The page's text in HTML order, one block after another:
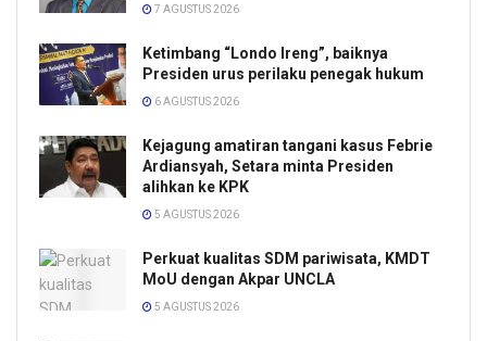
7 AGUSTUS 2026
Ketimbang “Londo Ireng”, baiknya
Presiden urus perilaku penegak hukum
6 AGUSTUS 2026
Kejagung amatiran tangani kasus Febrie
Ardiansyah, Setara minta Presiden
alihkan ke KPK
5 AGUSTUS 2026
Perkuat kualitas SDM pariwisata, KMDT
MoU dengan Akpar UNCLA
5 AGUSTUS 2026